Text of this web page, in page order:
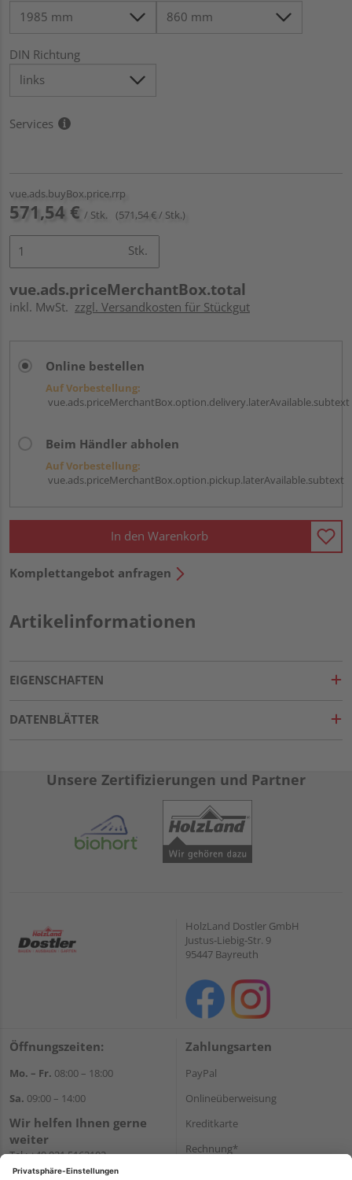
DIN Richtung
Services
vue.ads.buyBox.price.rrp
571,54 € / Stk. (571,54 € / Stk.)
Stk.
vue.ads.priceMerchantBox.total
inkl. MwSt. zzgl. Versandkosten für Stückgut
Online bestellen
Auf Vorbestellung:
vue.ads.priceMerchantBox.option.delivery.laterAvailable.subtext
Beim Händler abholen
Auf Vorbestellung:
vue.ads.priceMerchantBox.option.pickup.laterAvailable.subtext
In den Warenkorb
Komplettangebot anfragen
Artikelinformationen
EIGENSCHAFTEN
DATENBLÄTTER
Unsere Zertifizierungen und Partner
HolzLand Dostler GmbH
Justus-Liebig-Str. 9
95447 Bayreuth
Öffnungszeiten:
Mo. – Fr. 08:00 – 18:00
Sa. 09:00 – 14:00
Wir helfen Ihnen gerne
weiter
Tel.:+49 921 5163102
E-Mail:shop@dostler.de
Zahlungsarten
PayPal
Onlineüberweisung
Kreditkarte
Rechnung*